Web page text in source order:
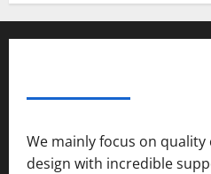
We mainly focus on
design with incredible